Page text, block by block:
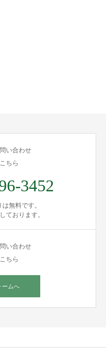
い合わせ
ちら
3452
無料です。
ております。
い合わせ
ちら
ームへ